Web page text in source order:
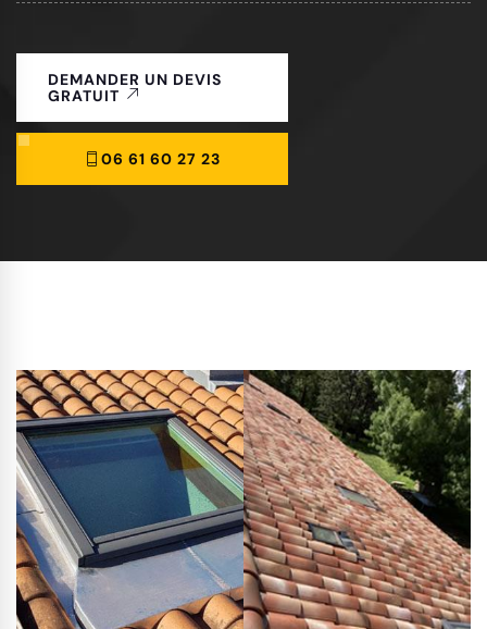
DEMANDER UN DEVIS
GRATUIT
06 61 60 27 23